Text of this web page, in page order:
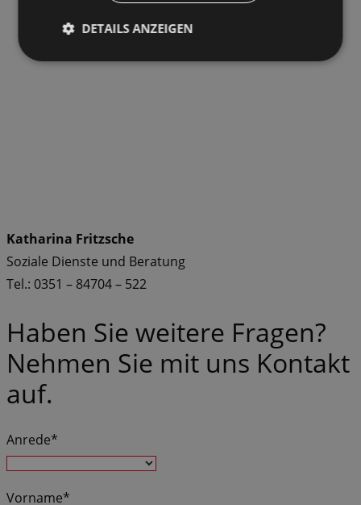
Katharina Fritzsche
Soziale Dienste und Beratung
Tel.: 0351 – 84704 – 522
Haben Sie weitere Fragen?
Nehmen Sie mit uns Kontakt
auf.
Anrede*
Vorname*
DETAILS ANZEIGEN